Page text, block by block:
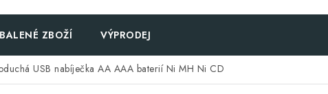
ZBOŽÍ VÝPRODEJ
USB nabíječka AA AAA baterií Ni MH Ni CD